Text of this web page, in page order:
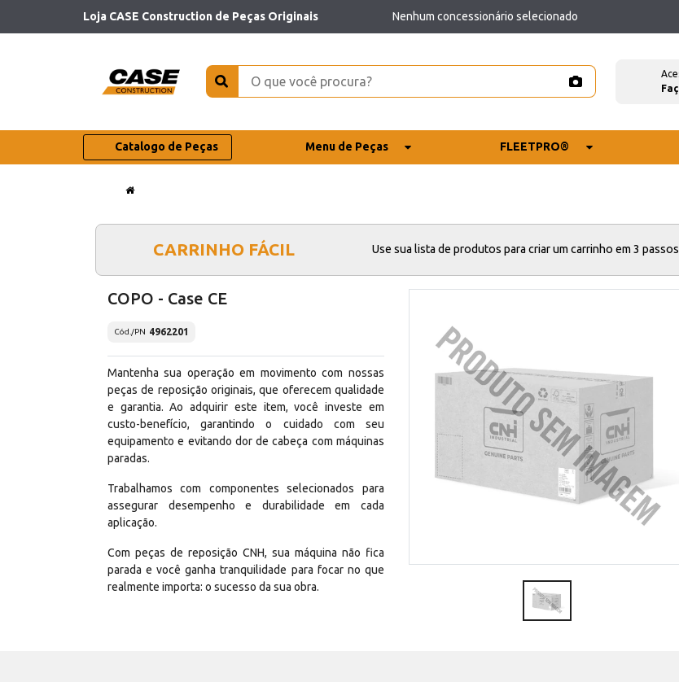
Loja CASE Construction de Peças Originais Nenhum concessionário selecionado
Catalogo de Peças Menu de Peças FLEETPRO®
CARRINHO FÁCIL Use sua lista de produtos para criar um carrinho em 3
COPO - Case CE
Cód./PN 4962201
Mantenha sua operação em movimento com nossas
peças de reposição originais, que oferecem qualidade
e garantia. Ao adquirir este item, você investe em
custo-benefício, garantindo o cuidado com seu
equipamento e evitando dor de cabeça com máquinas
paradas.
Trabalhamos com componentes selecionados para
assegurar desempenho e durabilidade em cada
aplicação.
Com peças de reposição CNH, sua máquina não fica
parada e você ganha tranquilidade para focar no que
realmente importa: o sucesso da sua obra.